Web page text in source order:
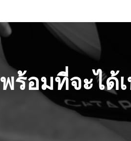
พร้อมที่จะได้